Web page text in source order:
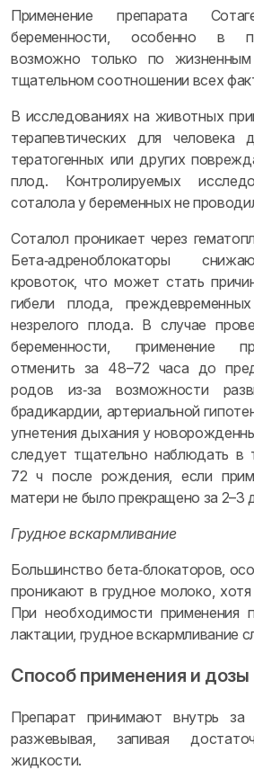
Применение препарата
беременности, особенно в
возможно только по
тщательном соотношении всех
В исследованиях на животных
терапевтических для человека
тератогенных или других
плод. Контролируемых
соталола у беременных не
Соталол проникает через
Бета‑адреноблокаторы
кровоток, что может стать
гибели плода,
незрелого плода. В случае
беременности, применение
отменить за 48–72 часа до
родов из‑за возможности
брадикардии, артериальной
угнетения дыхания у
следует тщательно наблюдать в
72 ч после рождения, если
матери не было прекращено за 2–3
Грудное вскармливание
Большинство бета‑блокаторов,
проникают в грудное молоко,
При необходимости применения
лактации, грудное вскармливание
Способ применения и дозы
Препарат принимают внутрь
разжевывая, запивая
жидкости.